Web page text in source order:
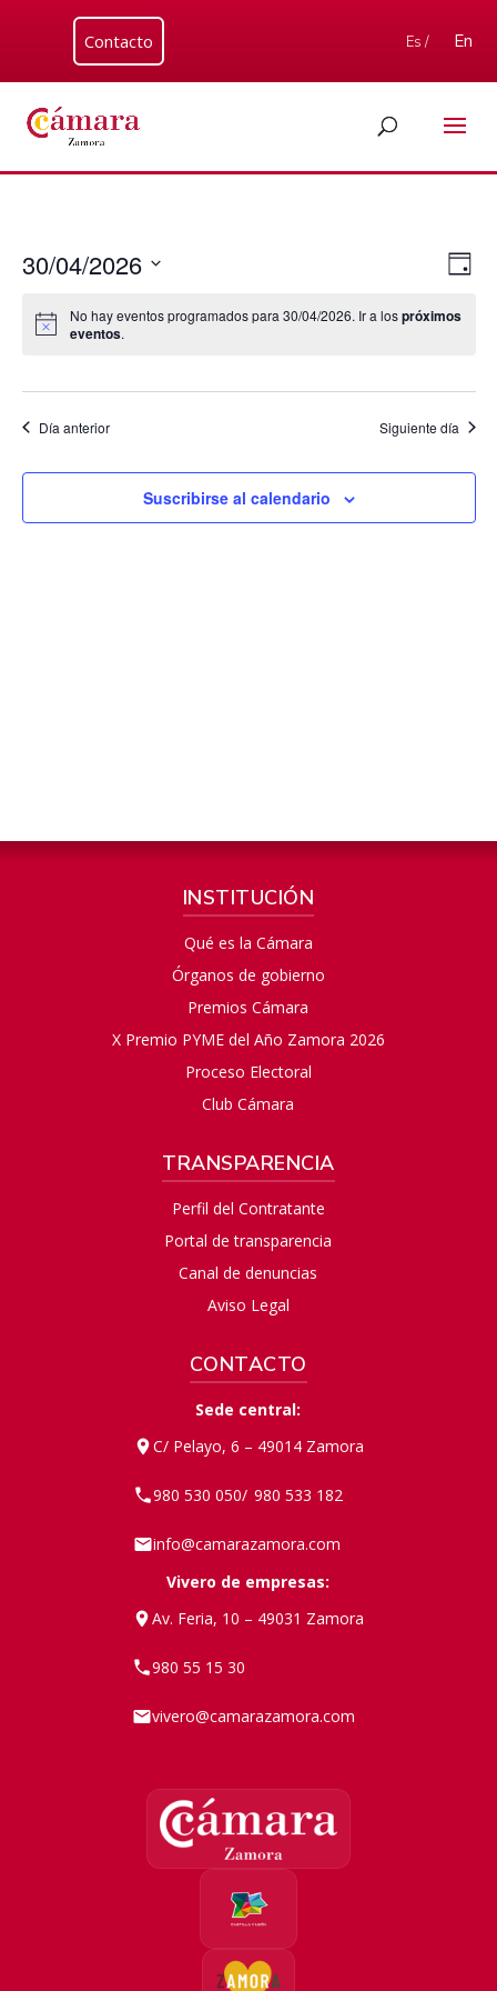
Contacto Es / En
de
de
de
Día
30/04/2026
fecha.
No hay eventos programados para 30/04/2026. Ir a lospróximos
eventos.
Día anterior Siguiente día
Suscribirse al calendario
INSTITUCIÓN
Qué es la Cámara
Órganos de gobierno
Premios Cámara
X Premio PYME del Año Zamora 2026
Proceso Electoral
Club Cámara
TRANSPARENCIA
Perfil del Contratante
Portal de transparencia
Canal de denuncias
Aviso Legal
CONTACTO
Sede central:
C/ Pelayo, 6 – 49014 Zamora
980 530 050/ 980 533 182
info@camarazamora.com
Vivero de empresas:
Av. Feria, 10 – 49031 Zamora
980 55 15 30
vivero@camarazamora.com